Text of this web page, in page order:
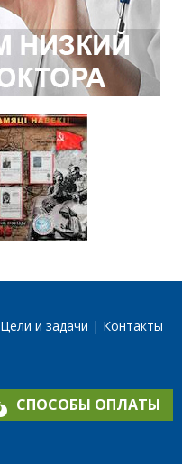
Цели и задачи Контакты
СПОСОБЫ ОПЛАТЫ